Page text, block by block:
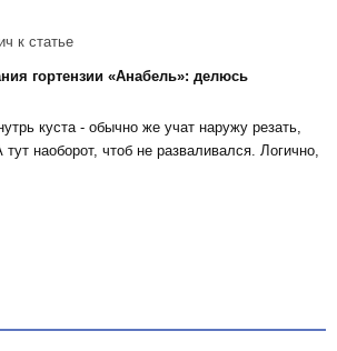
к статье
гортензии «Анабель»: делюсь
куста - обычно же учат наружу резать,
наоборот, чтоб не разваливался. Логично,